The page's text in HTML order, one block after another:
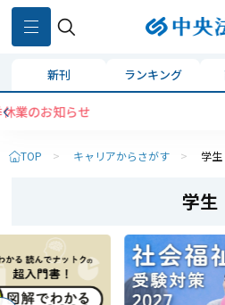
新刊 ランキング
コンビニ決済に「セブンイレブ
TOP > キャリアからさがす > 学生
学生